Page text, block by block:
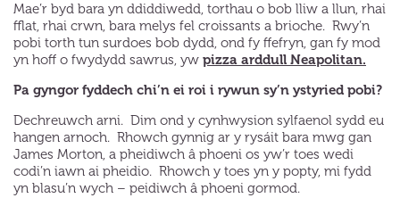
Mae’r byd bara yn ddiddiwedd, torthau o bob lliw a llun, rhai
fflat, rhai crwn, bara melys fel croissants a brioche. Rwy’n
pobi torth tun surdoes bob dydd, ond fy ffefryn, gan fy mod
yn hoff o fwydydd sawrus, yw pizza arddull Neapolitan.
Pa gyngor fyddech chi’n ei roi i rywun sy’n ystyried pobi?
Dechreuwch arni. Dim ond y cynhwysion sylfaenol sydd eu
hangen arnoch. Rhowch gynnig ar y rysáit bara mwg gan
James Morton, a pheidiwch â phoeni os yw’r toes wedi
codi’n iawn ai pheidio. Rhowch y toes yn y popty, mi fydd
yn blasu’n wych – peidiwch â phoeni gormod.